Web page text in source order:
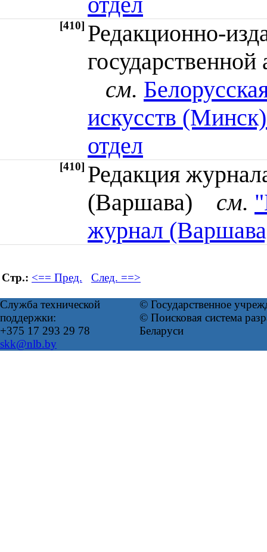
[410] Редакционно-
см.
искусств
отдел
[410] Редакция
(Варшава) см.
журнал
Стр.: <== Пред. След. ==>
Служба технической
поддержки:
+375 17 293 29 78
skk@nlb.by
© Государственное
© Поисковая система
Беларуси